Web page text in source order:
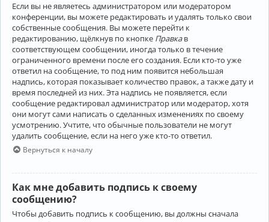
Если вы не являетесь администратором или модератором
конференции, вы можете редактировать и удалять только свои
собственные сообщения. Вы можете перейти к
редактированию, щёлкнув по кнопке Правкав
соответствующем сообщении, иногда только в течение
ограниченного времени после его создания. Если кто-то уже
ответил на сообщение, то под ним появится небольшая
надпись, которая показывает количество правок, а также дату и
время последней из них. Эта надпись не появляется, если
сообщение редактировал администратор или модератор, хотя
они могут сами написать о сделанных изменениях по своему
усмотрению. Учтите, что обычные пользователи не могут
удалить сообщение, если на него уже кто-то ответил.
Вернуться к началу
Как мне добавить подпись к своему
сообщению?
Чтобы добавить подпись к сообщению, вы должны сначала